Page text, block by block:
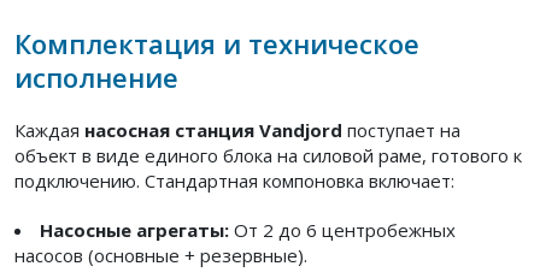
Комплектация и техническое
исполнение
Каждая насосная станция Vandjord поступает на
объект в виде единого блока на силовой раме, готового к
подключению. Стандартная компоновка включает:
Насосные агрегаты: От 2 до 6 центробежных
насосов (основные + резервные).